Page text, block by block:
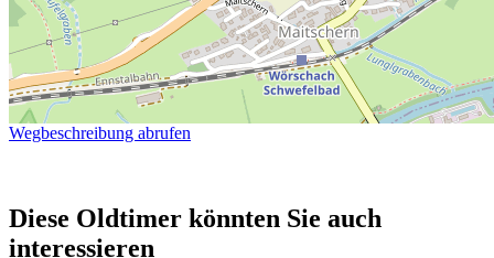
Wegbeschreibung abrufen
Diese Oldtimer könnten Sie auch
interessieren